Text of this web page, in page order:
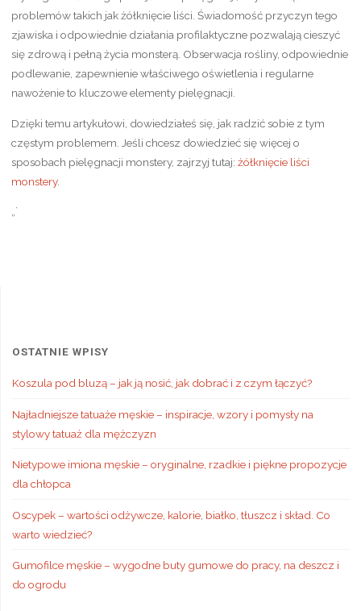
problemów takich jak żółknięcie liści. Świadomość przyczyn tego
zjawiska i odpowiednie działania profilaktyczne pozwalają cieszyć
się zdrową i pełną życia monsterą. Obserwacja rośliny, odpowiednie
podlewanie, zapewnienie właściwego oświetlenia i regularne
nawożenie to kluczowe elementy pielęgnacji.
Dzięki temu artykułowi, dowiedziałeś się, jak radzić sobie z tym
częstym problemem. Jeśli chcesz dowiedzieć się więcej o
sposobach pielęgnacji monstery, zajrzyj tutaj: żółknięcie liści
monstery.
„`
OSTATNIE WPISY
Koszula pod bluzą – jak ją nosić, jak dobrać i z czym łączyć?
Najładniejsze tatuaże męskie – inspiracje, wzory i pomysły na
stylowy tatuaż dla mężczyzn
Nietypowe imiona męskie – oryginalne, rzadkie i piękne propozycje
dla chłopca
Oscypek – wartości odżywcze, kalorie, białko, tłuszcz i skład. Co
warto wiedzieć?
Gumofilce męskie – wygodne buty gumowe do pracy, na deszcz i
do ogrodu